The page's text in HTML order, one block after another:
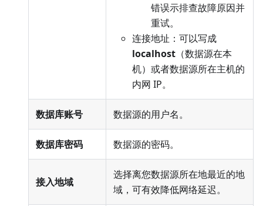
错误示排查故障原因并
重试。
连接地址：可以写成
localhost （数据源在本
机）或者数据源所在主机的
内网 IP。
数据库账号 数据源的用户名。
数据库密码 数据源的密码。
接入地域
选择离您数据源所在地最近的地
域，可有效降低网络延迟。